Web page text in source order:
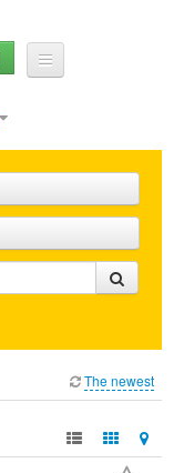
The newest